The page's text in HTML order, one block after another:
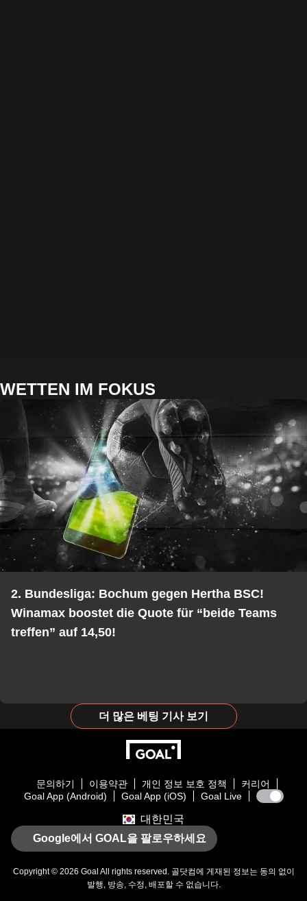
WETTEN IM FOKUS
2. Bundesliga: Bochum gegen Hertha BSC!
Winamax boostet die Quote für “beide Teams
treffen” auf 14,50!
더 많은 베팅 기사 보기
문의하기 이용약관 개인 정보 보호 정책
커리어
Goal App (Android)
Goal App (iOS) Goal Live
대한민국
Google에서 GOAL을 팔로우하세요
Copyright © 2026 Goal All rights reserved. 골닷컴에 게재된 정보는 동의 없이
발행, 방송, 수정, 배포할 수 없습니다.